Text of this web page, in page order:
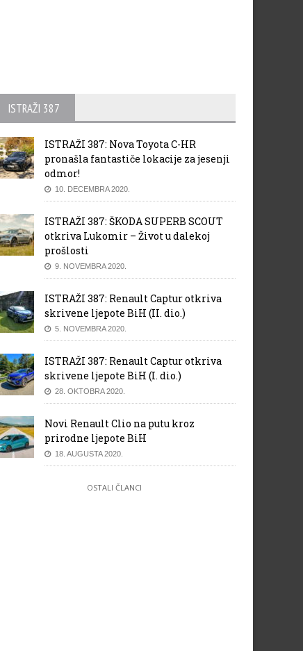
ISTRAŽI 387
ISTRAŽI 387: Nova Toyota C-HR
pronašla fantastiče lokacije za jesenji
odmor!
10. DECEMBRA 2020.
ISTRAŽI 387: ŠKODA SUPERB SCOUT
otkriva Lukomir – Život u dalekoj
prošlosti
9. NOVEMBRA 2020.
ISTRAŽI 387: Renault Captur otkriva
skrivene ljepote BiH (II. dio.)
5. NOVEMBRA 2020.
ISTRAŽI 387: Renault Captur otkriva
skrivene ljepote BiH (I. dio.)
28. OKTOBRA 2020.
Novi Renault Clio na putu kroz
prirodne ljepote BiH
18. AUGUSTA 2020.
OSTALI ČLANCI